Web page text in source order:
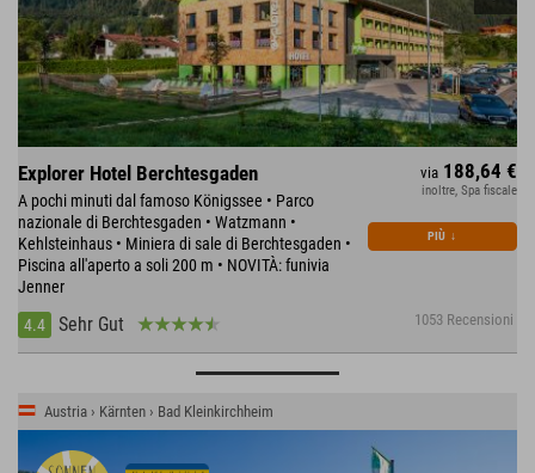
Explorer Hotel Berchtesgaden
A pochi minuti dal famoso Königssee • Parco
nazionale di Berchtesgaden • Watzmann •
Kehlsteinhaus • Miniera di sale di Berchtesgaden •
Piscina all'aperto a soli 200 m • NOVITÀ: funivia
Jenner
4.4
Sehr Gut 1053 Recensioni
via 188,64 €
inoltre, Spa fiscale
PIÙ ↓
Austria › Kärnten › Bad Kleinkirchheim